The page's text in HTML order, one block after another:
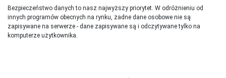
Bezpieczeństwo danych to nasz najwyższy priorytet. W odróżnieniu od
innych programów obecnych na rynku, żadne dane osobowe nie są
zapisywane na serwerze - dane zapisywane są i odczytywane tylko na
komputerze użytkownika.